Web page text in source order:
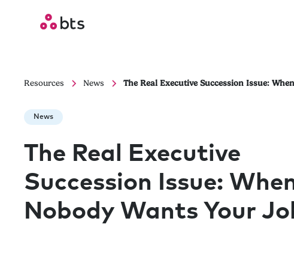
Resources News The Real Executive Succession Issue:
News
The Real Executive
Succession Issue:
Nobody Wants Your